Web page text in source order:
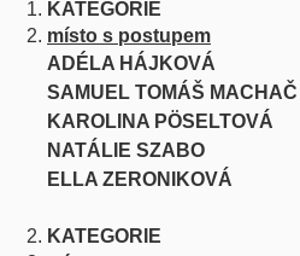
KATEGORIE
místo s postupem
ADÉLA HÁJKOVÁ
SAMUEL TOMÁŠ MACHAČ
KAROLINA PÖSELTOVÁ
NATÁLIE SZABO
ELLA ZERONIKOVÁ
KATEGORIE